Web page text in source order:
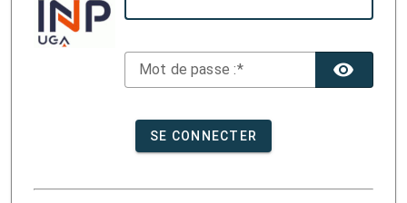
Mot de passe :
SE CONNECTER